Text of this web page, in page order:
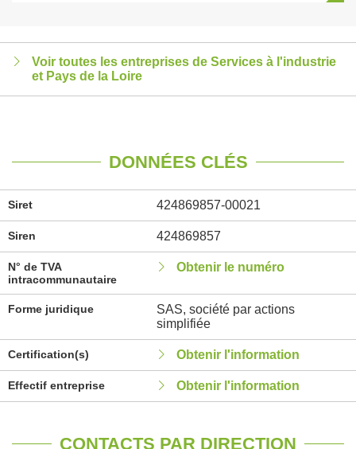
Voir toutes les entreprises de Services à l'industrie
et Pays de la Loire
DONNÉES CLÉS
Siret 424869857-00021
Siren 424869857
N° de TVA
intracommunautaire
Obtenir le numéro
Forme juridique
SAS, société par actions
simplifiée
Certification(s) Obtenir l'information
Effectif entreprise Obtenir l'information
CONTACTS PAR DIRECTION